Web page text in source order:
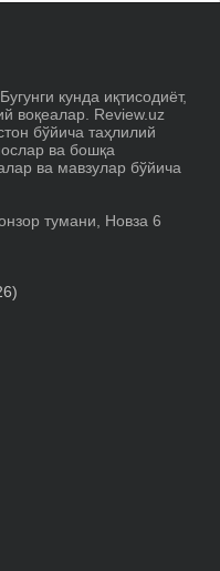
кунда иқтисодиёт,
воқеалар. Review.uz
бўйича таҳлилий
ва бошқа
ва мавзулар бўйича
тумани, Новза 6